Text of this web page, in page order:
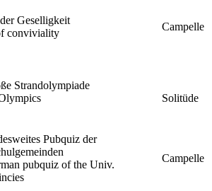
Geselligkeit
conviviality
Campelle
Strandolympiade
Solitüde
Pubquiz der
pubquiz of the Univ.
Campelle